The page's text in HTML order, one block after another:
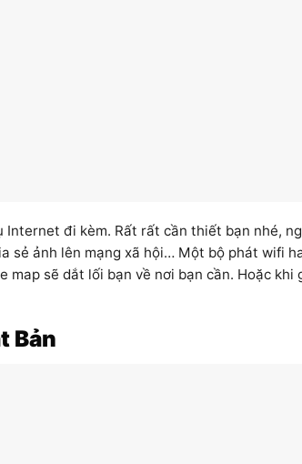
Internet đi kèm. Rất rất cần thiết bạn nhé,
sẻ ảnh lên mạng xã hội… Một bộ phát wifi
map sẽ dắt lối bạn về nơi bạn cần. Hoặc khi
Bản